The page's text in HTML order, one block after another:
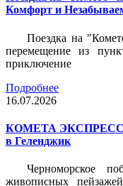
Комфорт и
Поездка на
перемещение из
приключение
Подробнее
16.07.2026
КОМЕТА ЭКСПРЕСС:
в Геленджик
Черноморское
живописных